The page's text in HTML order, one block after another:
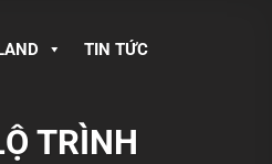
TIN TỨC
TRÌNH